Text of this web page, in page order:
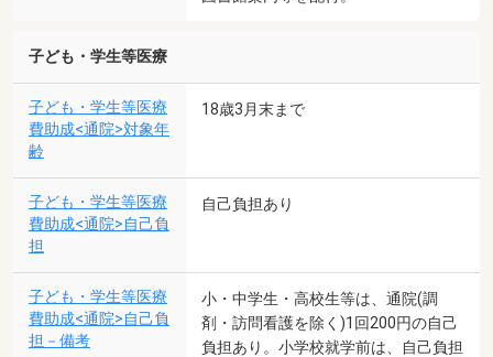
子ども・学生等医療
子ども・学生等医療
費助成<通院>対象年
齢
18歳3月末まで
子ども・学生等医療
費助成<通院>自己負
担
自己負担あり
子ども・学生等医療
費助成<通院>自己負
担－備考
小・中学生・高校生等は、通院(調
剤・訪問看護を除く)1回200円の自己
負担あり。小学校就学前は、自己負担